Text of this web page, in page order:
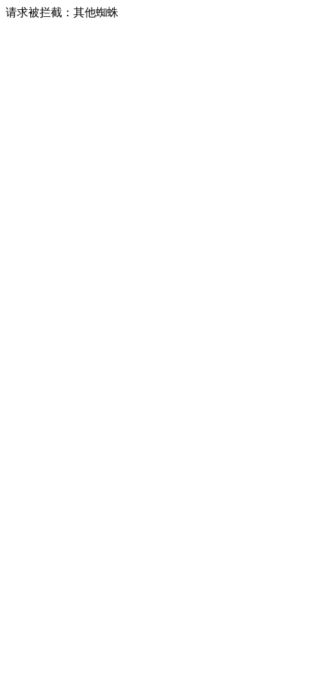
请求被拦截：其他蜘蛛